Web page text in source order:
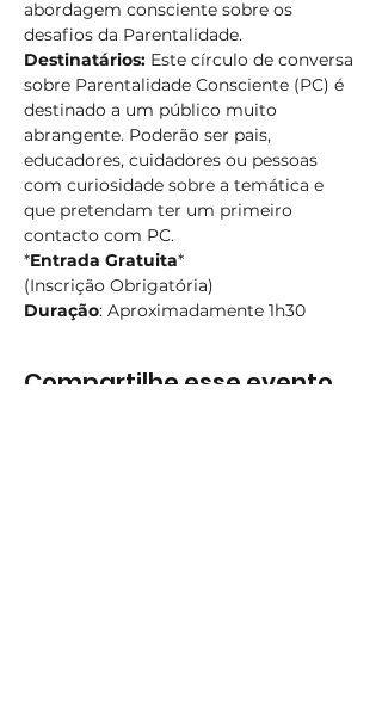
abordagem consciente sobre os
desafios da Parentalidade.
Destinatários: Este círculo de conversa
sobre Parentalidade Consciente (PC) é
destinado a um público muito
abrangente. Poderão ser pais,
educadores, cuidadores ou pessoas
com curiosidade sobre a temática e
que pretendam ter um primeiro
contacto com PC.
*Entrada Gratuita*
(Inscrição Obrigatória)
Duração: Aproximadamente 1h30
Compartilhe esse evento